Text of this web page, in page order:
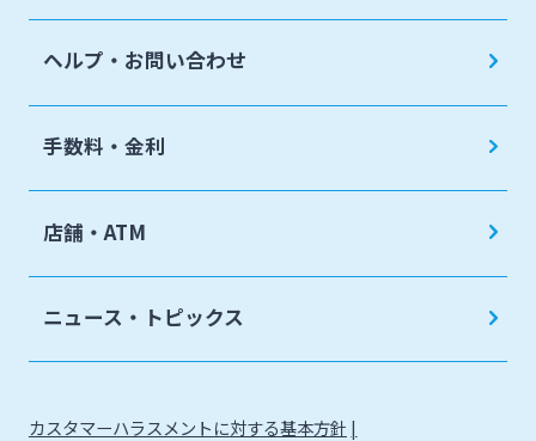
ヘルプ・お問い合わせ
手数料・金利
店舗・ATM
ニュース・トピックス
カスタマーハラスメントに対する基本方針